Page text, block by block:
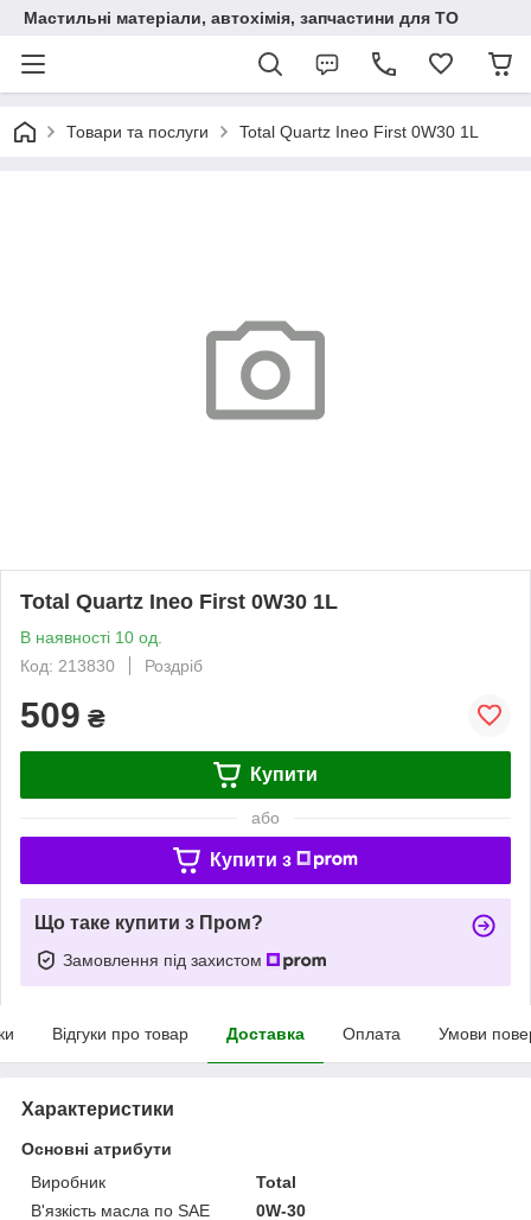
Мастильні матеріали, автохімія, запчастини для ТО
Товари та послуги Total Quartz Ineo First 0W30 1L
Total Quartz Ineo First 0W30 1L
В наявності 10 од.
Код: 213830
Роздріб
509 ₴
Купити
або
Купити з
Що таке купити з Пром?
Замовлення під захистом
Відгуки про товар Доставка Оплата Умови
Характеристики
Основні атрибути
Виробник
Total
В'язкість масла по SAE
0W-30